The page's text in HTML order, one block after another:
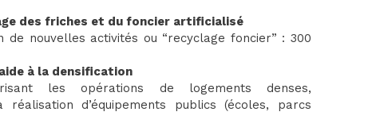
des friches et du foncier artificialisé
nouvelles activités ou “recyclage foncier” : 300
à la densification
les opérations de logements denses,
d’équipements publics (écoles, parcs